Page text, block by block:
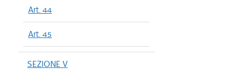
Art. 44
Art. 45
SEZIONE V